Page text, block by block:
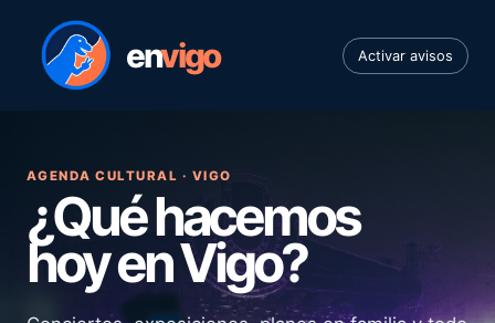
envigo Activar avisos
AGENDA CULTURAL · VIGO
¿Qué hacemos
hoy en Vigo?